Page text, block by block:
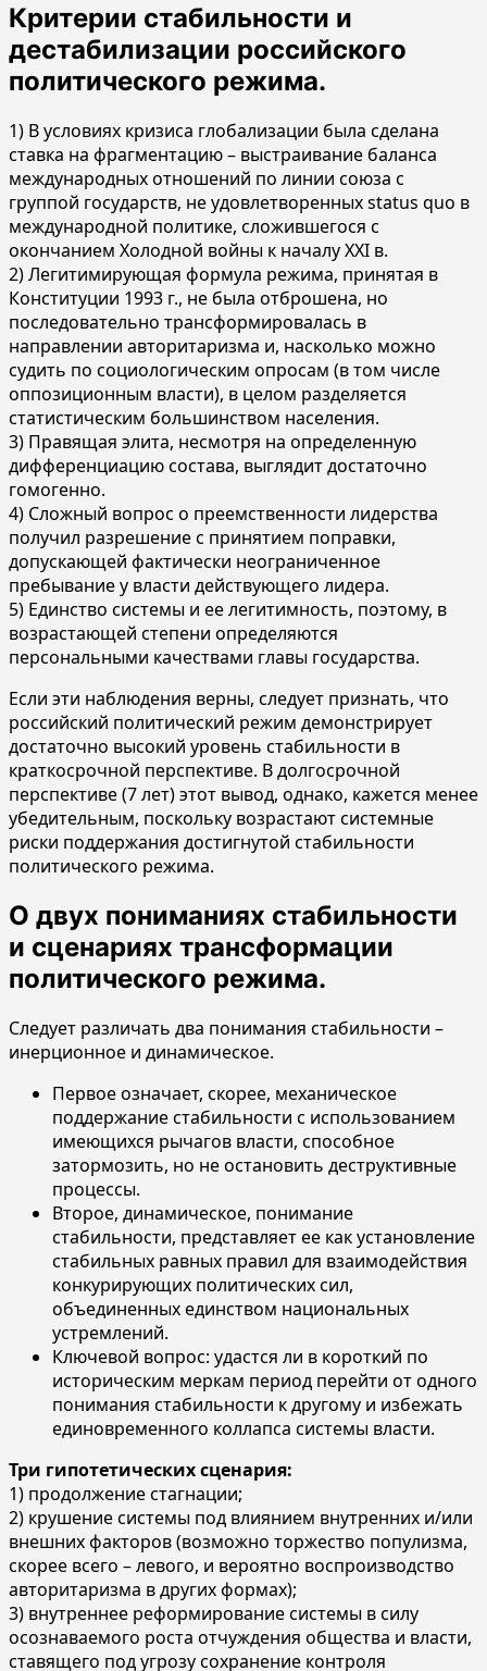
Критерии стабильности и
дестабилизации российского
политического режима.
1) В условиях кризиса глобализации была сделана
ставка на фрагментацию – выстраивание баланса
международных отношений по линии союза с
группой государств, не удовлетворенных status quo в
международной политике, сложившегося с
окончанием Холодной войны к началу XXI в.
2) Легитимирующая формула режима, принятая в
Конституции 1993 г., не была отброшена, но
последовательно трансформировалась в
направлении авторитаризма и, насколько можно
судить по социологическим опросам (в том числе
оппозиционным власти), в целом разделяется
статистическим большинством населения.
3) Правящая элита, несмотря на определенную
дифференциацию состава, выглядит достаточно
гомогенно.
4) Сложный вопрос о преемственности лидерства
получил разрешение с принятием поправки,
допускающей фактически неограниченное
пребывание у власти действующего лидера.
5) Единство системы и ее легитимность, поэтому, в
возрастающей степени определяются
персональными качествами главы государства.
Если эти наблюдения верны, следует признать, что
российский политический режим демонстрирует
достаточно высокий уровень стабильности в
краткосрочной перспективе. В долгосрочной
перспективе (7 лет) этот вывод, однако, кажется менее
убедительным, поскольку возрастают системные
риски поддержания достигнутой стабильности
политического режима.
О двух пониманиях стабильности
и сценариях трансформации
политического режима.
Следует различать два понимания стабильности –
инерционное и динамическое.
Первое означает, скорее, механическое
поддержание стабильности с использованием
имеющихся рычагов власти, способное
затормозить, но не остановить деструктивные
процессы.
Второе, динамическое, понимание
стабильности, представляет ее как установление
стабильных равных правил для взаимодействия
конкурирующих политических сил,
объединенных единством национальных
устремлений.
Ключевой вопрос: удастся ли в короткий по
историческим меркам период перейти от одного
понимания стабильности к другому и избежать
единовременного коллапса системы власти.
Три гипотетических сценария:
1) продолжение стагнации;
2) крушение системы под влиянием внутренних и/или
внешних факторов (возможно торжество популизма,
скорее всего – левого, и вероятно воспроизводство
авторитаризма в других формах);
3) внутреннее реформирование системы в силу
осознаваемого роста отчуждения общества и власти,
ставящего под угрозу сохранение контроля